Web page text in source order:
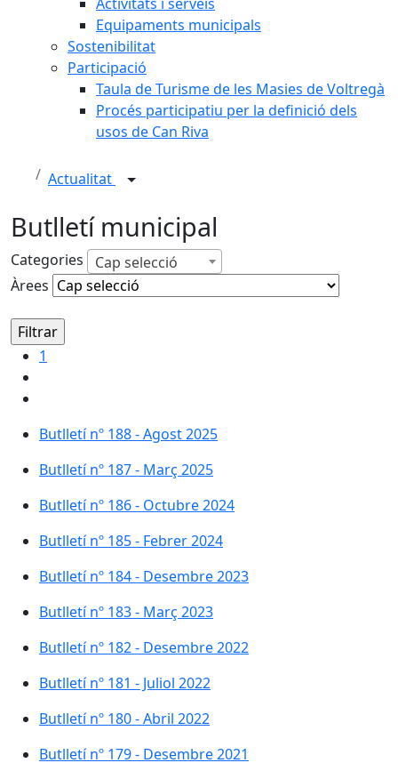
Equipaments municipals
Sostenibilitat
Participació
Taula de Turisme de les Masies de Voltregà
Procés participatiu per la definició dels
usos de Can Riva
Actualitat
Butlletí municipal
Categories
Cap selecció
Àrees
1
Butlletí nº 188 - Agost 2025
Butlletí nº 187 - Març 2025
Butlletí nº 186 - Octubre 2024
Butlletí nº 185 - Febrer 2024
Butlletí nº 184 - Desembre 2023
Butlletí nº 183 - Març 2023
Butlletí nº 182 - Desembre 2022
Butlletí nº 181 - Juliol 2022
Butlletí nº 180 - Abril 2022
Butlletí nº 179 - Desembre 2021